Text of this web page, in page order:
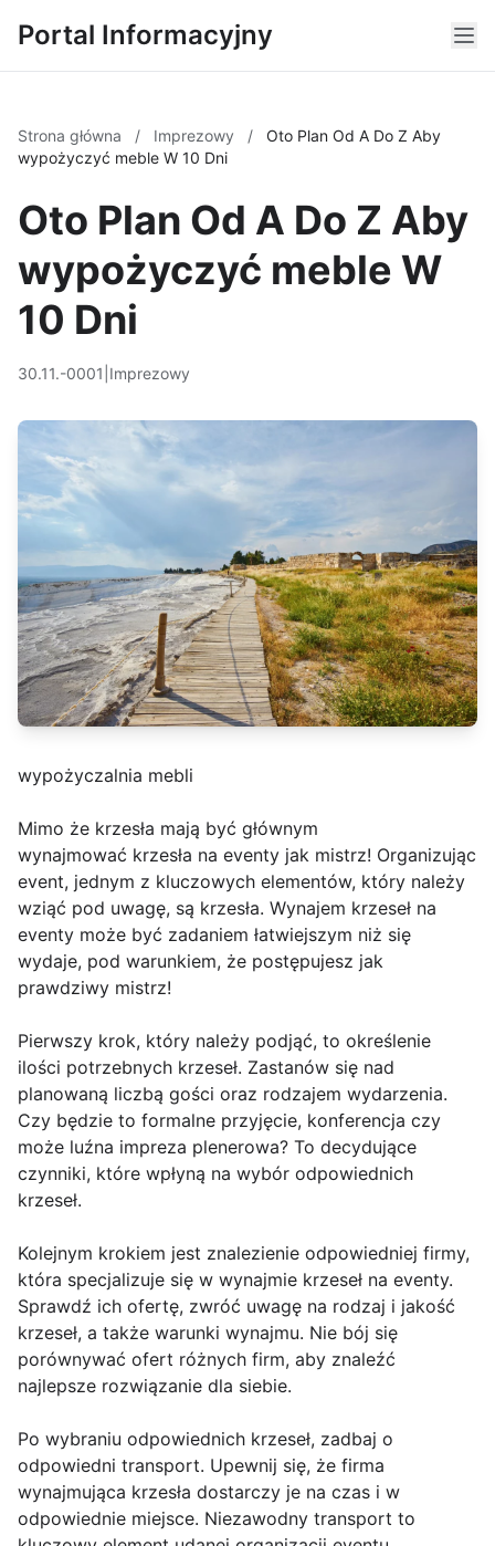
Portal Informacyjny
Strona główna / Imprezowy /
Oto Plan Od A Do Z Aby
wypożyczyć meble W 10 Dni
Oto Plan Od A Do Z Aby
wypożyczyć meble W
10 Dni
30.11.-0001 Imprezowy
wypożyczalnia mebli
Mimo że krzesła mają być głównym
wynajmować krzesła na eventy jak mistrz! Organizując
event, jednym z kluczowych elementów, który należy
wziąć pod uwagę, są krzesła. Wynajem krzeseł na
eventy może być zadaniem łatwiejszym niż się
wydaje, pod warunkiem, że postępujesz jak
prawdziwy mistrz!
Pierwszy krok, który należy podjąć, to określenie
ilości potrzebnych krzeseł. Zastanów się nad
planowaną liczbą gości oraz rodzajem wydarzenia.
Czy będzie to formalne przyjęcie, konferencja czy
może luźna impreza plenerowa? To decydujące
czynniki, które wpłyną na wybór odpowiednich
krzeseł.
Kolejnym krokiem jest znalezienie odpowiedniej firmy,
która specjalizuje się w wynajmie krzeseł na eventy.
Sprawdź ich ofertę, zwróć uwagę na rodzaj i jakość
krzeseł, a także warunki wynajmu. Nie bój się
porównywać ofert różnych firm, aby znaleźć
najlepsze rozwiązanie dla siebie.
Po wybraniu odpowiednich krzeseł, zadbaj o
odpowiedni transport. Upewnij się, że firma
wynajmująca krzesła dostarczy je na czas i w
odpowiednie miejsce. Niezawodny transport to